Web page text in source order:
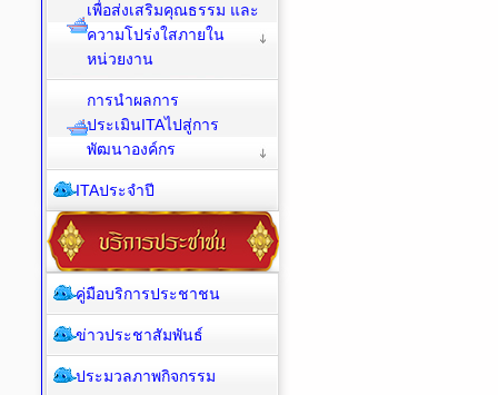
เพื่อส่งเสริมคุณธรรม และ
ความโปร่งใสภายใน
หน่วยงาน
การนำผลการ
ประเมินITAไปสู่การ
พัฒนาองค์กร
ITAประจำปี
คู่มือบริการประชาชน
ข่าวประชาสัมพันธ์
ประมวลภาพกิจกรรม